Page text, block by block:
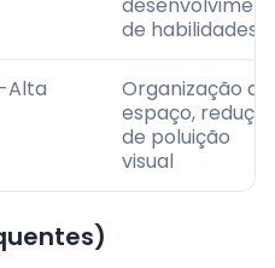
de habilidades
Alta
Organização do
espaço,
de poluição
visual